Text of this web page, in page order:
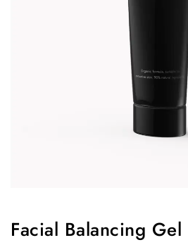
Facial Balancing Gel